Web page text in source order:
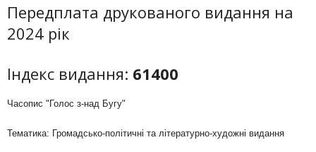
Передплата друкованого видання на
2024 рік
Індекс видання: 61400
Часопис "Голос з-над Бугу"
Тематика: Громадсько-політичні та літературно-художні видання